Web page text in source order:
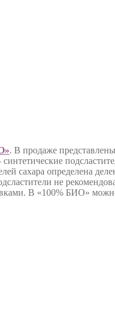
. В продаже
сахара определена
не
В «100% БИО»